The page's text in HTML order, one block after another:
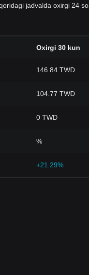
jadvalda oxirgi 24
Oxirgi 30 kun
146.84 TWD
104.77 TWD
0 TWD
%
+21.29%